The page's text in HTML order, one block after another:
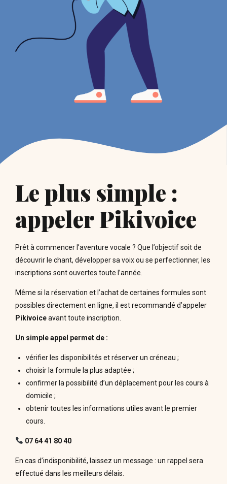
Le plus simple :
appeler Pikivoice
Prêt à commencer l’aventure vocale ? Que l’objectif soit de
découvrir le chant, développer sa voix ou se perfectionner, les
inscriptions sont ouvertes toute l’année.
Même si la réservation et l’achat de certaines formules sont
possibles directement en ligne, il est recommandé d’appeler
Pikivoiceavant toute inscription.
Un simple appel permet de :
vérifier les disponibilités et réserver un créneau ;
choisir la formule la plus adaptée ;
confirmer la possibilité d’un déplacement pour les cours à
domicile ;
obtenir toutes les informations utiles avant le premier
cours.
07 64 41 80 40
En cas d’indisponibilité, laissez un message : un rappel sera
effectué dans les meilleurs délais.